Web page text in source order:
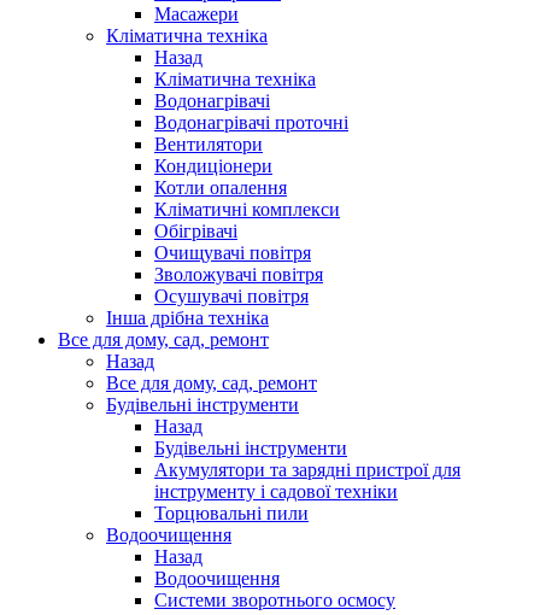
Масажери
Кліматична техніка
Назад
Кліматична техніка
Водонагрівачі
Водонагрівачі проточні
Вентилятори
Кондиціонери
Котли опалення
Кліматичні комплекси
Обігрівачі
Очищувачі повітря
Зволожувачі повітря
Осушувачі повітря
Інша дрібна техніка
Все для дому, сад, ремонт
Назад
Все для дому, сад, ремонт
Будівельні інструменти
Назад
Будівельні інструменти
Акумулятори та зарядні пристрої для
інструменту і садової техніки
Торцювальні пили
Водоочищення
Назад
Водоочищення
Системи зворотнього осмосу